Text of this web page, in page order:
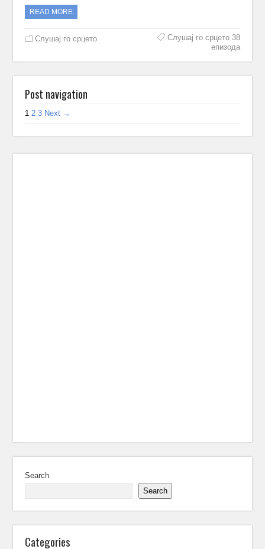
READ MORE
Слушај го срцето
Слушај го срцето 38
епизода
Post navigation
1 2 3 Next →
Search
Search
Categories